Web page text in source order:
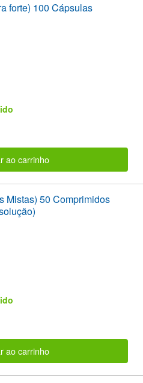
forte) 100 Cápsulas
ao carrinho
Mistas) 50 Comprimidos
ao carrinho